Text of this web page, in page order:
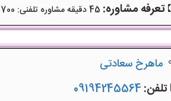
تعرفه مشاوره: 45 دقیقه مشاوره تلفنی: 700 هزار تومان - 45 دقیقه مشاوره حضوری: 750 هزار تومان
ماهرخ سعادتی
تلفن: 09194245564